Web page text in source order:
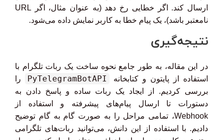
ارسال کند. اگر خطایی رخ دهد (به عنوان مثال، اگر URL
نامعتبر باشد)، یک پیام خطا به کاربر نمایش داده می‌شود.
نتیجه‌گیری
در این مقاله، به طور جامع نحوه ساخت یک ربات تلگرام با
استفاده از پایتون و کتابخانه
PyTelegramBotAPI
را
بررسی کردیم. از ایجاد یک ربات ساده و پاسخ دادن به
دستورات تا ارسال پیام‌های پیشرفته و استفاده از
Webhook، تمامی مراحل را به صورت گام به گام توضیح
دادیم. با استفاده از این دانش، می‌توانید ربات‌های تلگرامی